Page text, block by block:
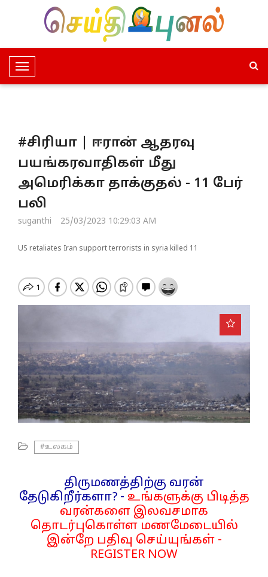
T
o
e
a
v
a
n
#சிரியா | ஈரான் ஆதரவு
பயங்கரவாதிகள் மீது
அமெரிக்கா தாக்குதல் - 11 பேர்
பலி
suganthi 25/03/2023 10:29:03 AM
US retaliates Iran support terrorists in syria killed 11
#உலகம்
திருமணத்திற்கு வரன்
தேடுகிறீர்களா? - உங்களுக்கு பிடித்த
வரன்களை இலவசமாக
தொடர்புகொள்ள மணமேடையில்
இன்றே பதிவு செய்யுங்கள் -
REGISTER NOW